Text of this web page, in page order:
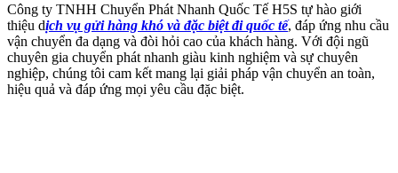
Công ty TNHH Chuyển Phát Nhanh Quốc Tế H5S tự hào giới
thiệu dịch vụ gửi hàng khó và đặc biệt đi quốc tế, đáp ứng nhu cầu
vận chuyển đa dạng và đòi hỏi cao của khách hàng. Với đội ngũ
chuyên gia chuyển phát nhanh giàu kinh nghiệm và sự chuyên
nghiệp, chúng tôi cam kết mang lại giải pháp vận chuyển an toàn,
hiệu quả và đáp ứng mọi yêu cầu đặc biệt.